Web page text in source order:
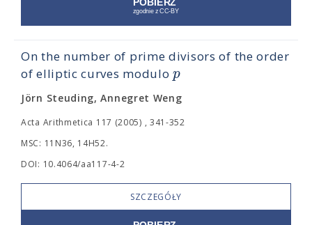
On the number of prime divisors of the order
of elliptic curves modulop
Jörn Steuding, Annegret Weng
Acta Arithmetica 117 (2005) , 341-352
MSC: 11N36, 14H52.
DOI: 10.4064/aa117-4-2
SZCZEGÓŁY